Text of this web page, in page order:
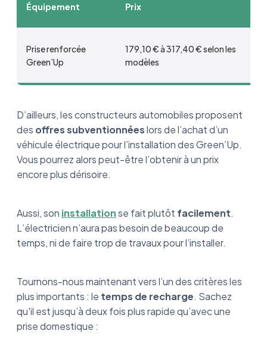
Équipement Prix
Prise renforcée
Green’Up
179,10 € à 317,40 € selon les
modèles
D’ailleurs, les constructeurs automobiles proposent
des offres subventionnéeslors de l’achat d’un
véhicule électrique pour l’installation des Green’Up.
Vous pourrez alors peut-être l’obtenir à un prix
encore plus dérisoire.
Aussi, son installationse fait plutôt facilement.
L’électricien n’aura pas besoin de beaucoup de
temps, ni de faire trop de travaux pour l’installer.
Tournons-nous maintenant vers l’un des critères les
plus importants : le temps de recharge. Sachez
qu'il est jusqu’à deux fois plus rapide qu’avec une
prise domestique :